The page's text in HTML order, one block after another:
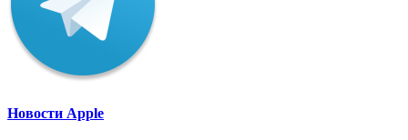
Новости Apple